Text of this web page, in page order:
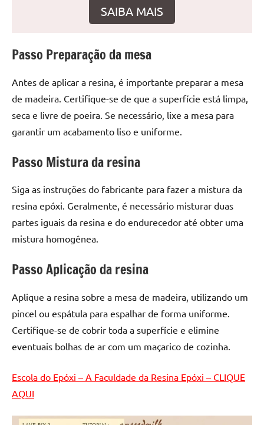
com
únicas.
Nosso
é
focado
apresentar
melhores
práticas
e
tendências
criar
mesa
resinada
de
alta
qualidade,
as
populares
Tables
SAIBA MAIS
Passo Preparação da mesa
Antes de aplicar a resina, é importante preparar a mesa
de madeira. Certifique-se de que a superfície está limpa,
seca e livre de poeira. Se necessário, lixe a mesa para
garantir um acabamento liso e uniforme.
Passo Mistura da resina
Siga as instruções do fabricante para fazer a mistura da
resina epóxi. Geralmente, é necessário misturar duas
partes iguais da resina e do endurecedor até obter uma
mistura homogênea.
Passo Aplicação da resina
Aplique a resina sobre a mesa de madeira, utilizando um
pincel ou espátula para espalhar de forma uniforme.
Certifique-se de cobrir toda a superfície e elimine
eventuais bolhas de ar com um maçarico de cozinha.
Escola do Epóxi – A Faculdade da Resina Epóxi – CLIQUE
AQUI